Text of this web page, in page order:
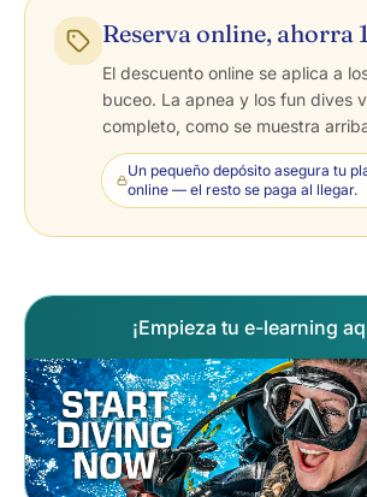
Reserva online, ahorra
El descuento online se aplica a
buceo. La apnea y los fun dives
completo, como se muestra
Un pequeño depósito asegura tu
online — el resto se paga al llegar.
¡Empieza tu e-learning